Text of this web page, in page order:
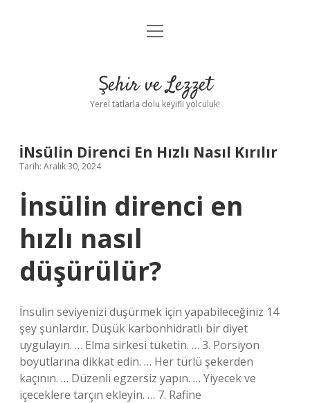
Anasayfa
Yasal Uyarı
menüyü
Şehir ve Lezzet
Yerel tatlarla dolu keyifli yolculuk!
İNsülin Direnci En Hızlı Nasıl Kırılır
Tarih: Aralık 30, 2024
İnsülin direnci en
hızlı nasıl
düşürülür?
İnsülin seviyenizi düşürmek için yapabileceğiniz 14
şey şunlardır. Düşük karbonhidratlı bir diyet
uygulayın. … Elma sirkesi tüketin. … 3. Porsiyon
boyutlarına dikkat edin. … Her türlü şekerden
kaçının. … Düzenli egzersiz yapın. … Yiyecek ve
içeceklere tarçın ekleyin. … 7. Rafine